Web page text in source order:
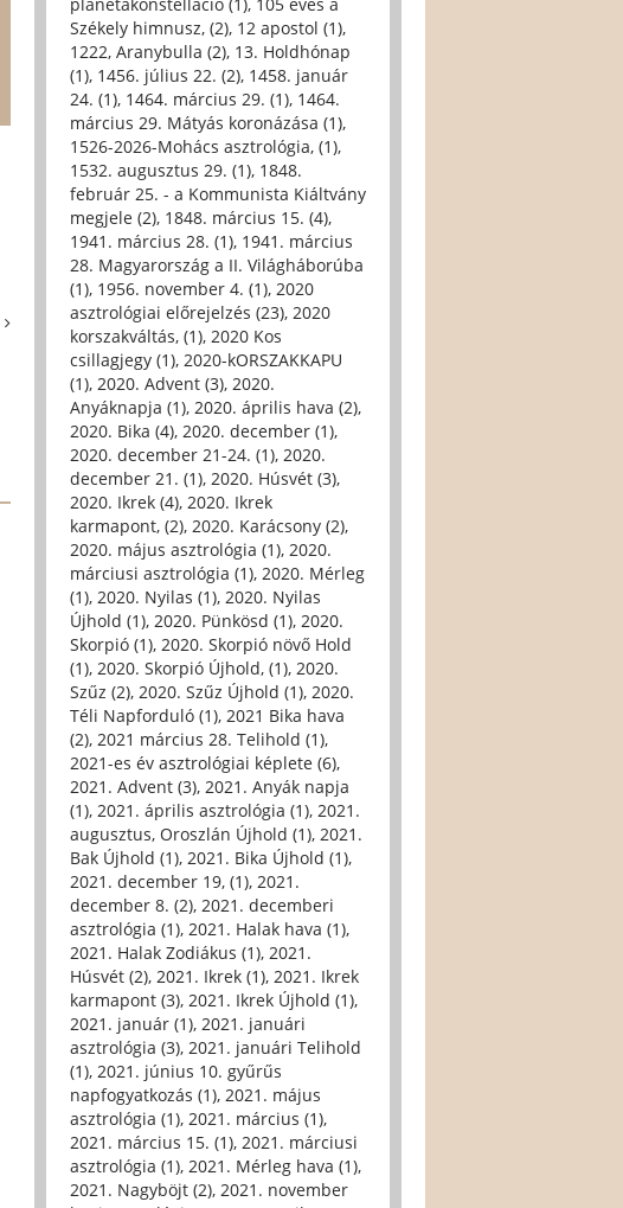
Székely himnusz, (2), 12 apostol (1),
1222, Aranybulla (2), 13. Holdhónap
(1), 1456. július 22. (2), 1458. január
24. (1), 1464. március 29. (1), 1464.
március 29. Mátyás koronázása (1),
1526-2026-Mohács asztrológia, (1),
1532. augusztus 29. (1), 1848.
február 25. - a Kommunista Kiáltvány
megjele (2), 1848. március 15. (4),
1941. március 28. (1), 1941. március
28. Magyarország a II. Világháborúba
(1), 1956. november 4. (1), 2020
asztrológiai előrejelzés (23), 2020
korszakváltás, (1), 2020 Kos
csillagjegy (1), 2020-kORSZAKKAPU
(1), 2020. Advent (3), 2020.
Anyáknapja (1), 2020. április hava (2),
2020. Bika (4), 2020. december (1),
2020. december 21-24. (1), 2020.
december 21. (1), 2020. Húsvét (3),
2020. Ikrek (4), 2020. Ikrek
karmapont, (2), 2020. Karácsony (2),
2020. május asztrológia (1), 2020.
márciusi asztrológia (1), 2020. Mérleg
(1), 2020. Nyilas (1), 2020. Nyilas
Újhold (1), 2020. Pünkösd (1), 2020.
Skorpió (1), 2020. Skorpió növő Hold
(1), 2020. Skorpió Újhold, (1), 2020.
Szűz (2), 2020. Szűz Újhold (1), 2020.
Téli Napforduló (1), 2021 Bika hava
(2), 2021 március 28. Telihold (1),
2021-es év asztrológiai képlete (6),
2021. Advent (3), 2021. Anyák napja
(1), 2021. április asztrológia (1), 2021.
augusztus, Oroszlán Újhold (1), 2021.
Bak Újhold (1), 2021. Bika Újhold (1),
2021. december 19, (1), 2021.
december 8. (2), 2021. decemberi
asztrológia (1), 2021. Halak hava (1),
2021. Halak Zodiákus (1), 2021.
Húsvét (2), 2021. Ikrek (1), 2021. Ikrek
karmapont (3), 2021. Ikrek Újhold (1),
2021. január (1), 2021. januári
asztrológia (3), 2021. januári Telihold
(1), 2021. június 10. gyűrűs
napfogyatkozás (1), 2021. május
asztrológia (1), 2021. március (1),
2021. március 15. (1), 2021. márciusi
asztrológia (1), 2021. Mérleg hava (1),
2021. Nagyböjt (2), 2021. november